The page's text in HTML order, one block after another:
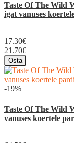
Taste Of The Wild
igat vanuses
17.30€
21.70€
Osta
-19%
Taste Of The Wild
vanuses koertele